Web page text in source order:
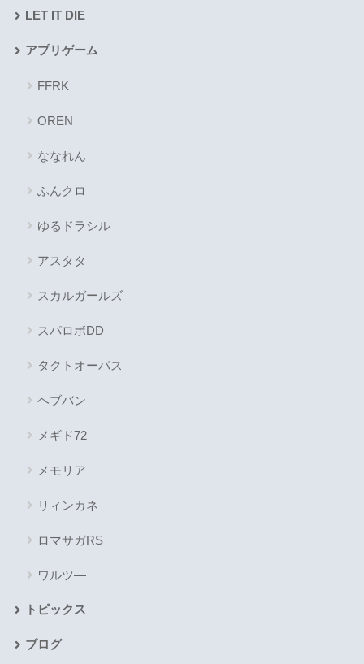
LET IT DIE
アプリゲーム
FFRK
OREN
ななれん
ふんクロ
ゆるドラシル
アスタタ
スカルガールズ
スパロボDD
タクトオーパス
ヘブバン
メギド72
メモリア
リィンカネ
ロマサガRS
ワルツ―
トピックス
ブログ